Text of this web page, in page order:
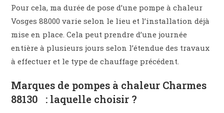
Pour cela, ma durée de pose d’une pompe à chaleur
Vosges 88000 varie selon le lieu et l’installation déjà
mise en place. Cela peut prendre d’une journée
entière à plusieurs jours selon l’étendue des travaux
à effectuer et le type de chauffage précédent.
Marques de pompes à chaleur Charmes
88130 : laquelle choisir ?